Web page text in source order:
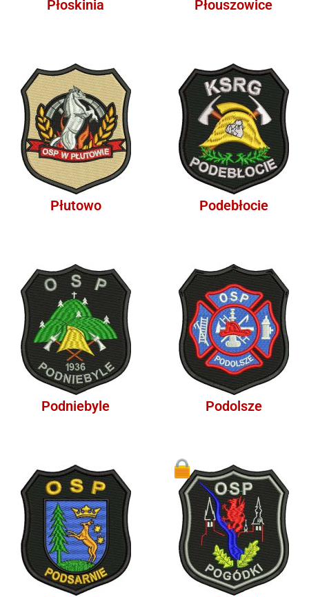
Płoskinia Płouszowice
Płutowo Podebłocie
Podniebyle Podolsze